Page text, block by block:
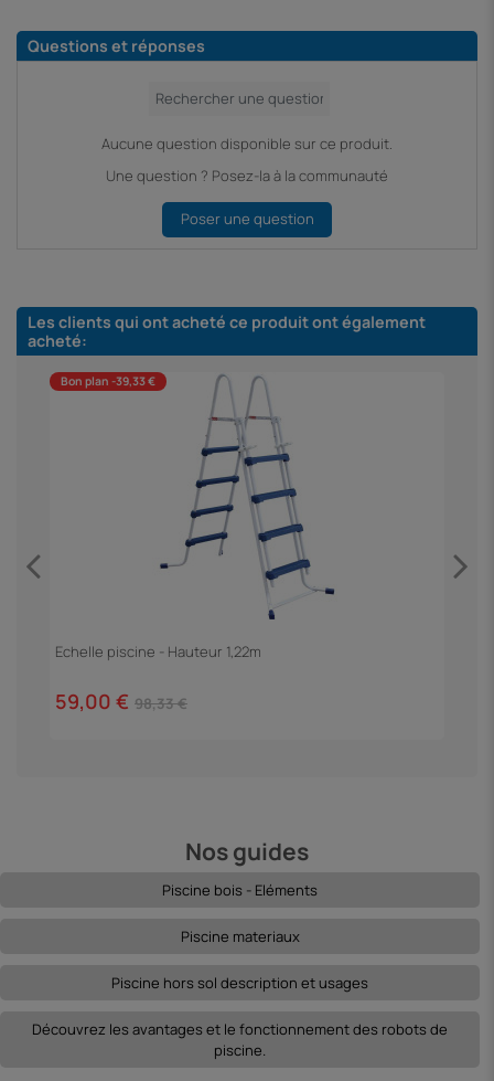
Questions et réponses
Aucune question disponible sur ce produit.
Une question ? Posez-la à la communauté
Poser une question
Les clients qui ont acheté ce produit ont également
acheté:
Bon plan -39,33 €
Echelle piscine - Hauteur 1,22m
59,00 € 98,33 €
Nos guides
Piscine bois - Eléments
Piscine materiaux
Piscine hors sol description et usages
Découvrez les avantages et le fonctionnement des robots de
piscine.